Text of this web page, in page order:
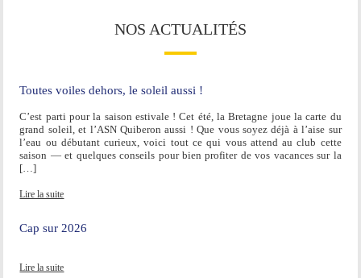
NOS ACTUALITÉS
Toutes voiles dehors, le soleil aussi !
C’est parti pour la saison estivale ! Cet été, la Bretagne joue la carte du
grand soleil, et l’ASN Quiberon aussi ! Que vous soyez déjà à l’aise sur
l’eau ou débutant curieux, voici tout ce qui vous attend au club cette
saison — et quelques conseils pour bien profiter de vos vacances sur la
[…]
Lire la suite
Cap sur 2026
Lire la suite